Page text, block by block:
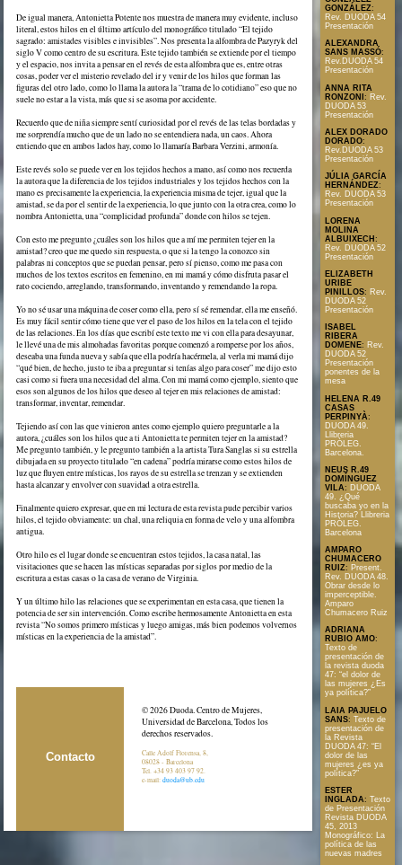
De igual manera, Antonietta Potente nos muestra de manera muy evidente, incluso
literal, estos hilos en el último artículo del monográfico titulado “El tejido
sagrado: amistades visibles e invisibles”. Nos presenta la alfombra de Pazyryk del
siglo V como centro de su escritura. Este tejido también se extiende por el tiempo
y el espacio, nos invita a pensar en el revés de esta alfombra que es, entre otras
cosas, poder ver el misterio revelado del ir y venir de los hilos que forman las
figuras del otro lado, como lo llama la autora la “trama de lo cotidiano” eso que no
suele no estar a la vista, más que si se asoma por accidente.
Recuerdo que de niña siempre sentí curiosidad por el revés de las telas bordadas y
me sorprendía mucho que de un lado no se entendiera nada, un caos. Ahora
entiendo que en ambos lados hay, como lo llamaría Barbara Verzini, armonía.
Este revés solo se puede ver en los tejidos hechos a mano, así como nos recuerda
la autora que la diferencia de los tejidos industriales y los tejidos hechos con la
mano es precisamente la experiencia, la experiencia misma de tejer, igual que la
amistad, se da por el sentir de la experiencia, lo que junto con la otra crea, como lo
nombra Antonietta, una “complicidad profunda” donde con hilos se tejen.
Con esto me pregunto ¿cuáles son los hilos que a mí me permiten tejer en la
amistad? creo que me quedo sin respuesta, o que si la tengo la conozco sin
palabras ni conceptos que se puedan pensar, pero sí pienso, como me pasa con
muchos de los textos escritos en femenino, en mi mamá y cómo disfruta pasar el
rato cociendo, arreglando, transformando, inventando y remendando la ropa.
Yo no sé usar una máquina de coser como ella, pero sí sé remendar, ella me enseñó.
Es muy fácil sentir cómo tiene que ver el paso de los hilos en la tela con el tejido
de las relaciones. En los días que escribí este texto me vi con ella para desayunar,
le llevé una de mis almohadas favoritas porque comenzó a romperse por los años,
deseaba una funda nueva y sabía que ella podría hacérmela, al verla mi mamá dijo
“qué bien, de hecho, justo te iba a preguntar si tenías algo para coser” me dijo esto
casi como si fuera una necesidad del alma. Con mi mamá como ejemplo, siento que
esos son algunos de los hilos que deseo al tejer en mis relaciones de amistad:
transformar, inventar, remendar.
Tejiendo así con las que vinieron antes como ejemplo quiero preguntarle a la
autora, ¿cuáles son los hilos que a ti Antonietta te permiten tejer en la amistad?
Me pregunto también, y le pregunto también a la artista Tura Sanglas si su estrella
dibujada en su proyecto titulado “en cadena” podría mirarse como estos hilos de
luz que fluyen entre místicas, los rayos de su estrella se trenzan y se extienden
hasta alcanzar y envolver con suavidad a otra estrella.
Finalmente quiero expresar, que en mi lectura de esta revista pude percibir varios
hilos, el tejido obviamente: un chal, una reliquia en forma de velo y una alfombra
antigua.
Otro hilo es el lugar donde se encuentran estos tejidos, la casa natal, las
visitaciones que se hacen las místicas separadas por siglos por medio de la
escritura a estas casas o la casa de verano de Virginia.
Y un último hilo las relaciones que se experimentan en esta casa, que tienen la
potencia de ser sin intervención. Como escribe hermosamente Antonietta en esta
revista “No somos primero místicas y luego amigas, más bien podemos volvernos
místicas en la experiencia de la amistad”.
Contacto
© 2026 Duoda. Centro de Mujeres,
Universidad de Barcelona, Todos los
derechos reservados.
Calle Adolf Florensa, 8,
08028 - Barcelona
Tel. +34 93 403 97 92.
e-mail:duoda@ub.edu
GONZÁLEZ:
Rev. DUODA 54
Presentación
ALEXANDRA
SANS MASSÓ:
Rev.DUODA 54
Presentación
ANNA RITA
RONZONI : Rev.
DUODA 53
Presentación
ALEX DORADO
DORADO:
Rev.DUODA 53
Presentación
JÚLIA GARCÍA
HERNÁNDEZ:
Rev. DUODA 53
Presentación
LORENA
MOLINA
ALBUIXECH :
Rev. DUODA 52
Presentación
ELIZABETH
URIBE
PINILLOS: Rev.
DUODA 52
Presentación
ISABEL
RIBERA
DOMENE: Rev.
DUODA 52
Presentación
ponentes de la
mesa
HELENA R.49
CASAS
PERPINYÀ:
DUODA 49.
Llibreria
PRÒLEG.
Barcelona.
NEUS R.49
DOMÍNGUEZ
VILA: DUODA
49. ¿Qué
buscaba yo en la
Historia? Llibreria
PRÒLEG.
Barcelona
AMPARO
CHUMACERO
RUIZ: Present.
Rev. DUODA 48.
Obrar desde lo
imperceptible.
Amparo
Chumacero Ruiz
ADRIANA
RUBIO AMO:
Texto de
presentación de
la revista duoda
47: “el dolor de
las mujeres ¿Es
ya política?”
LAIA PAJUELO
SANS: Texto de
presentación de
la Revista
DUODA 47: “El
dolor de las
mujeres ¿es ya
política?”
ESTER
INGLADA: Texto
de Presentación
Revista DUODA
45, 2013
Monográfico: La
política de las
nuevas madres